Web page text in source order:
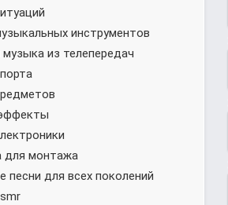
инструментов
музыка из телепередач
для монтажа
песни для всех поколений